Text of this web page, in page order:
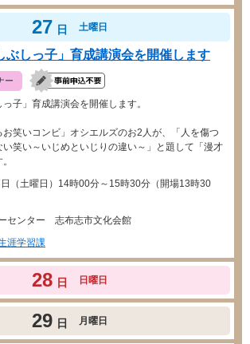
27 日 土曜日
ぶしっ子」育成講演会を開催します
ー
子」育成講演会を開催します。
お笑いコンビ」オシエルズのお2人が、「人を傷つ
い笑い～いじめといじりの違い～」と題して「漫才
（土曜日）14時00分～15時30分（開場13時30
センター 志布志市文化会館
涯学習課
28 日 日曜日
29 日 月曜日